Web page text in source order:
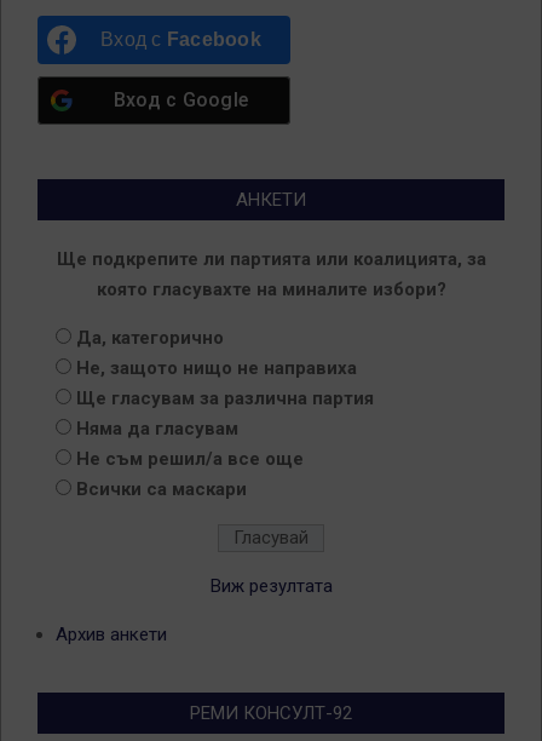
Вход с Facebook
Вход с Google
АНКЕТИ
Ще подкрепите ли партията или коалицията, за
която гласувахте на миналите избори?
Да, категорично
Не, защото нищо не направиха
Ще гласувам за различна партия
Няма да гласувам
Не съм решил/а все още
Всички са маскари
Виж резултата
Архив анкети
РЕМИ КОНСУЛТ-92